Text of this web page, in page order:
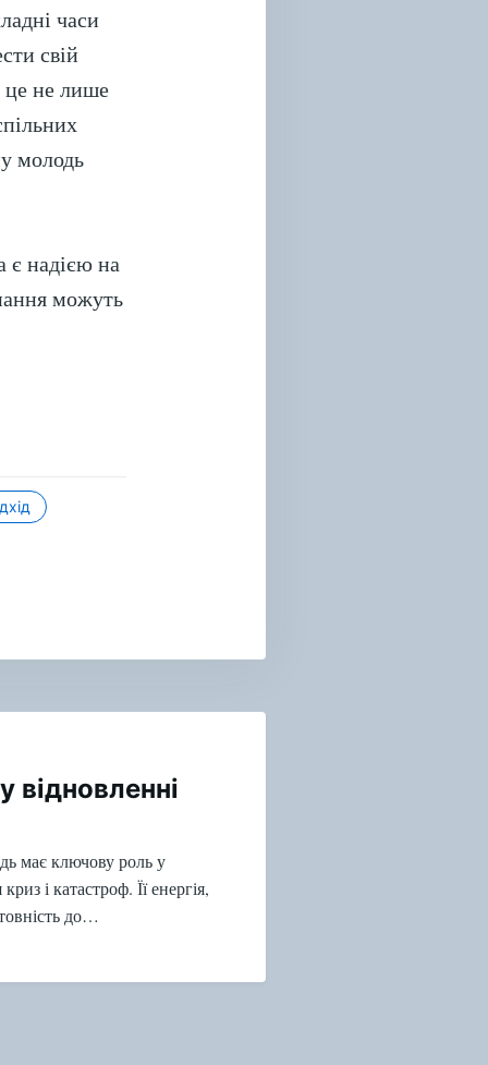
часи
свій
це не лише
молодь
є надією на
можуть
відновленні
має ключову роль у
і катастроф. Її енергія,
до…